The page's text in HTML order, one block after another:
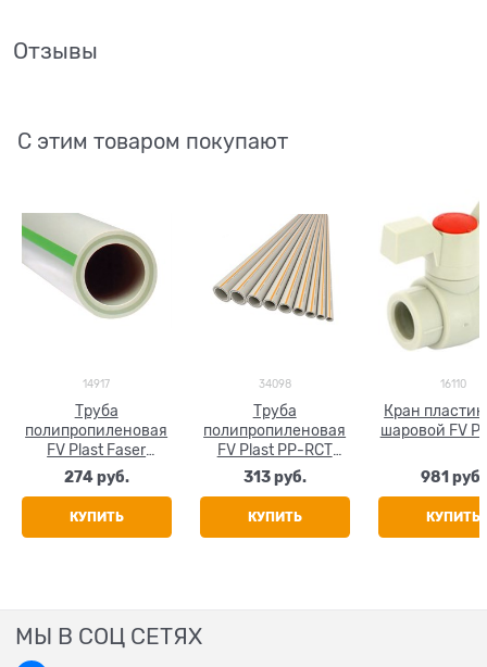
Отзывы
С этим товаром покупают
14917
Труба
полипропиленовая
FV Plast Faser
(стекловолокно)
25x4.2
274 руб.
КУПИТЬ
34098
Труба
полипропиленовая
FV Plast PP-RCT
FASER HOT
(стекловолокно)
25x3.5
313 руб.
КУПИТЬ
16110
Кран
шаровой FV
981 руб.
КУПИТЬ
МЫ В СОЦ СЕТЯХ